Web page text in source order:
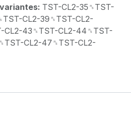
TST-CL2-35␞TST-
CL2-39␞TST-CL2-
CL2-43␞TST-CL2-44␞TST-
CL2-47␞TST-CL2-